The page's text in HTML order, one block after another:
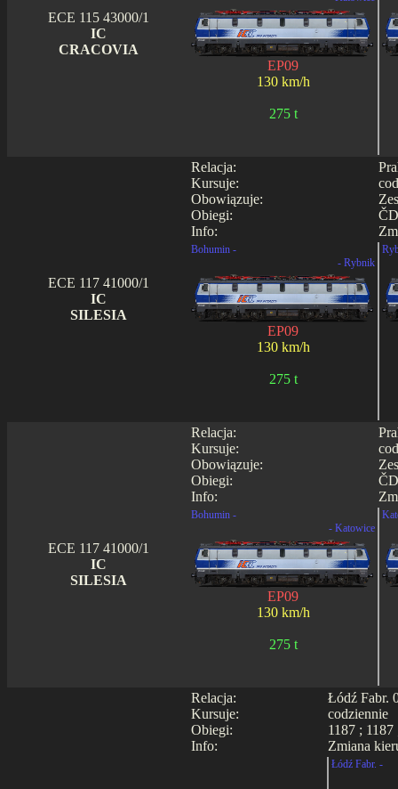
ECE 115 43000/1
IC
CRACOVIA
EP09
130 km/h
275 t
Relacja:
Kursuje:
Obowiązuje:
Obiegi:
Info:
ECE 117 41000/1
IC
SILESIA
Bohumin -
- Rybnik
EP09
130 km/h
275 t
Relacja:
Kursuje:
Obowiązuje:
Obiegi:
Info:
ECE 117 41000/1
IC
SILESIA
Bohumin -
- Katowice
EP09
130 km/h
275 t
Relacja:
Kursuje:
Obiegi:
Info:
Łódź Fabr.
codziennie
1187 ; 1187
Zmiana
Łódź Fabr. -